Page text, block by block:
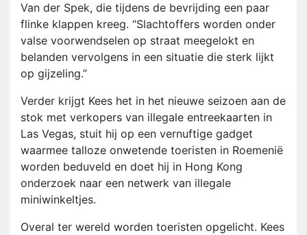
Van der Spek, die tijdens de bevrijding een paar
flinke klappen kreeg. “Slachtoffers worden onder
valse voorwendselen op straat meegelokt en
belanden vervolgens in een situatie die sterk lijkt
op gijzeling.”
Verder krijgt Kees het in het nieuwe seizoen aan de
stok met verkopers van illegale entreekaarten in
Las Vegas, stuit hij op een vernuftige gadget
waarmee talloze onwetende toeristen in Roemenië
worden beduveld en doet hij in Hong Kong
onderzoek naar een netwerk van illegale
miniwinkeltjes.
Overal ter wereld worden toeristen opgelicht. Kees